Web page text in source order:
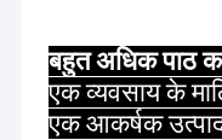
बहुत अधिक पाठ
एक व्यवसाय के
एक आकर्षक